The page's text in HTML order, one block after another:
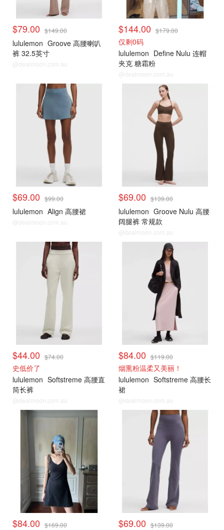
$79.00 $149.00
lululemon Groove 高腰喇叭
裤 32.5英寸
@dealmoon.com.au
$144.00 $179.00
仅剩0码
lululemon Define Nulu 连帽
夹克 糖霜粉
@dealmoon.com.au
$69.00 $99.00
lululemon Align 高腰裙
@dealmoon.com.au
$69.00 $139.00
lululemon Groove Nulu 高腰
阔腿裤 常规款
@dealmoon.com.au
$44.00 $74.00
史低价了
lululemon Softstreme 高腰直
筒长裤
@dealmoon.com.au
$84.00 $119.00
烟熏粉温柔又美丽！
lululemon Softstreme 高腰长
裙
@dealmoon.com.au
$84.00 $169.00 $69.00 $139.00